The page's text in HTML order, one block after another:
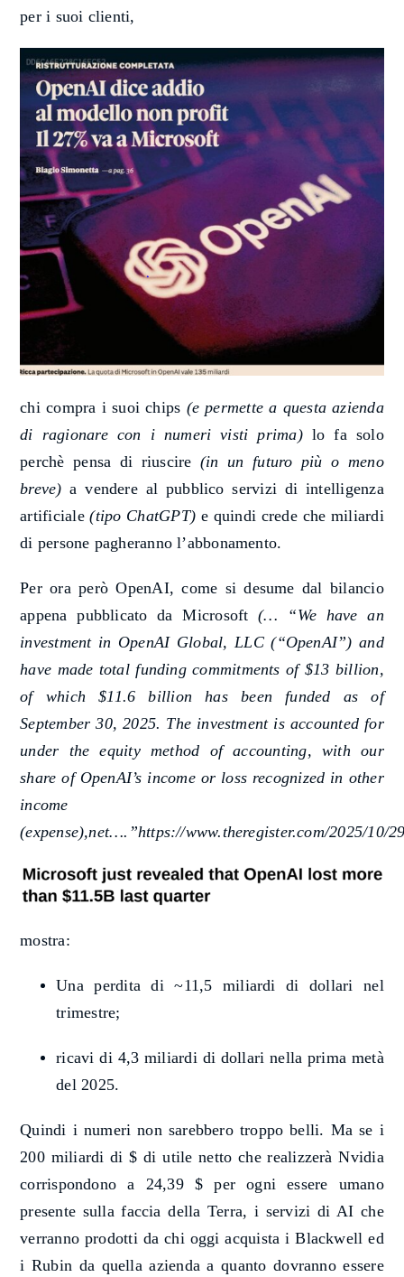
per i suoi clienti,
chi compra i suoi chips (e permette a questa azienda
di ragionare con i numeri visti prima)lo fa solo
perchè pensa di riuscire (in un futuro più o meno
breve) a vendere al pubblico servizi di intelligenza
artificiale(tipo ChatGPT) e quindi crede che miliardi
di persone pagheranno l’abbonamento.
Per ora però OpenAI, come si desume dal bilancio
appena pubblicato da Microsoft(… “We have an
investment in OpenAI Global, LLC (“OpenAI”) and
have made total funding commitments of $13 billion,
of which $11.6 billion has been funded as of
September 30, 2025. The investment is accounted for
under the equity method of accounting, with our
share of OpenAI’s income or loss recognized in other
income
(expense),net….”https://www.theregister.com/2025/10/
mostra:
Una perdita di ~11,5 miliardi di dollari nel
trimestre;
ricavi di 4,3 miliardi di dollari nella prima metà
del 2025.
Quindi i numeri non sarebbero troppo belli. Ma se i
200 miliardi di $ di utile netto che realizzerà Nvidia
corrispondono a 24,39 $ per ogni essere umano
presente sulla faccia della Terra, i servizi di AI che
verranno prodotti da chi oggi acquista i Blackwell ed
i Rubin da quella azienda a quanto dovranno essere